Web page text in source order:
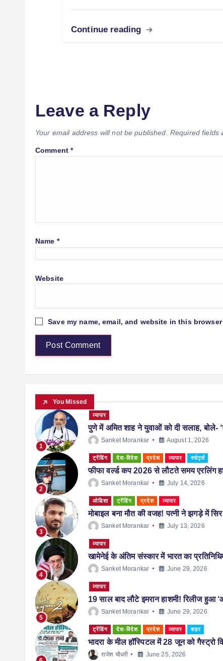
Continue reading
Leave a Reply
Your email address will not be published. Required fields
Comment*
Name *
Website
Save my name, email, and website in this
You Missed
1
व्यापार
पुणे में अमित शाह ने युवाओं को दी सलाह, बोले-
Sanket Morankar August 1, 2026
2
ट्रेंडिंग देश-विदेश प्रदेश व्यापार स्पोर्ट्स
फीफा वर्ल्ड कप 2026 से लौटते समय एरलिंग
Sanket Morankar July 14, 2026
3
ओडिशा ट्रेंडिंग प्रदेश व्यापार
मोबाइल बना मौत की वजह! पत्नी ने झगड़े में
Sanket Morankar July 13, 2026
4
व्यापार
खामेनेई के अंतिम संस्कार में भारत का
Sanket Morankar June 29, 2026
5
व्यापार
19 साल बाद लौटे इमरान हाशमी! रिलीज हुआ
Sanket Morankar June 29, 2026
ट्रेंडिंग देश-विदेश प्रदेश व्यापार शहर
भादरा के मील हॉस्पिटल में 28 जून को गैस्ट्रो
राजेश चौधरी June 25, 2026